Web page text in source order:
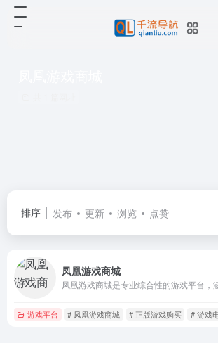
排序 发布 更新 浏览 点赞
凤凰游戏商城
游戏平台 # 凤凰游戏商城 # 正版游戏购买 # 游戏